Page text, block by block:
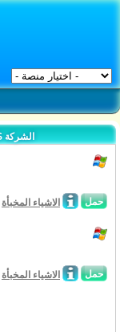
مباريات من قبل DIGI RONIN GAMES الشركة
حمل الاشياء المخبأة
حمل الاشياء المخبأة